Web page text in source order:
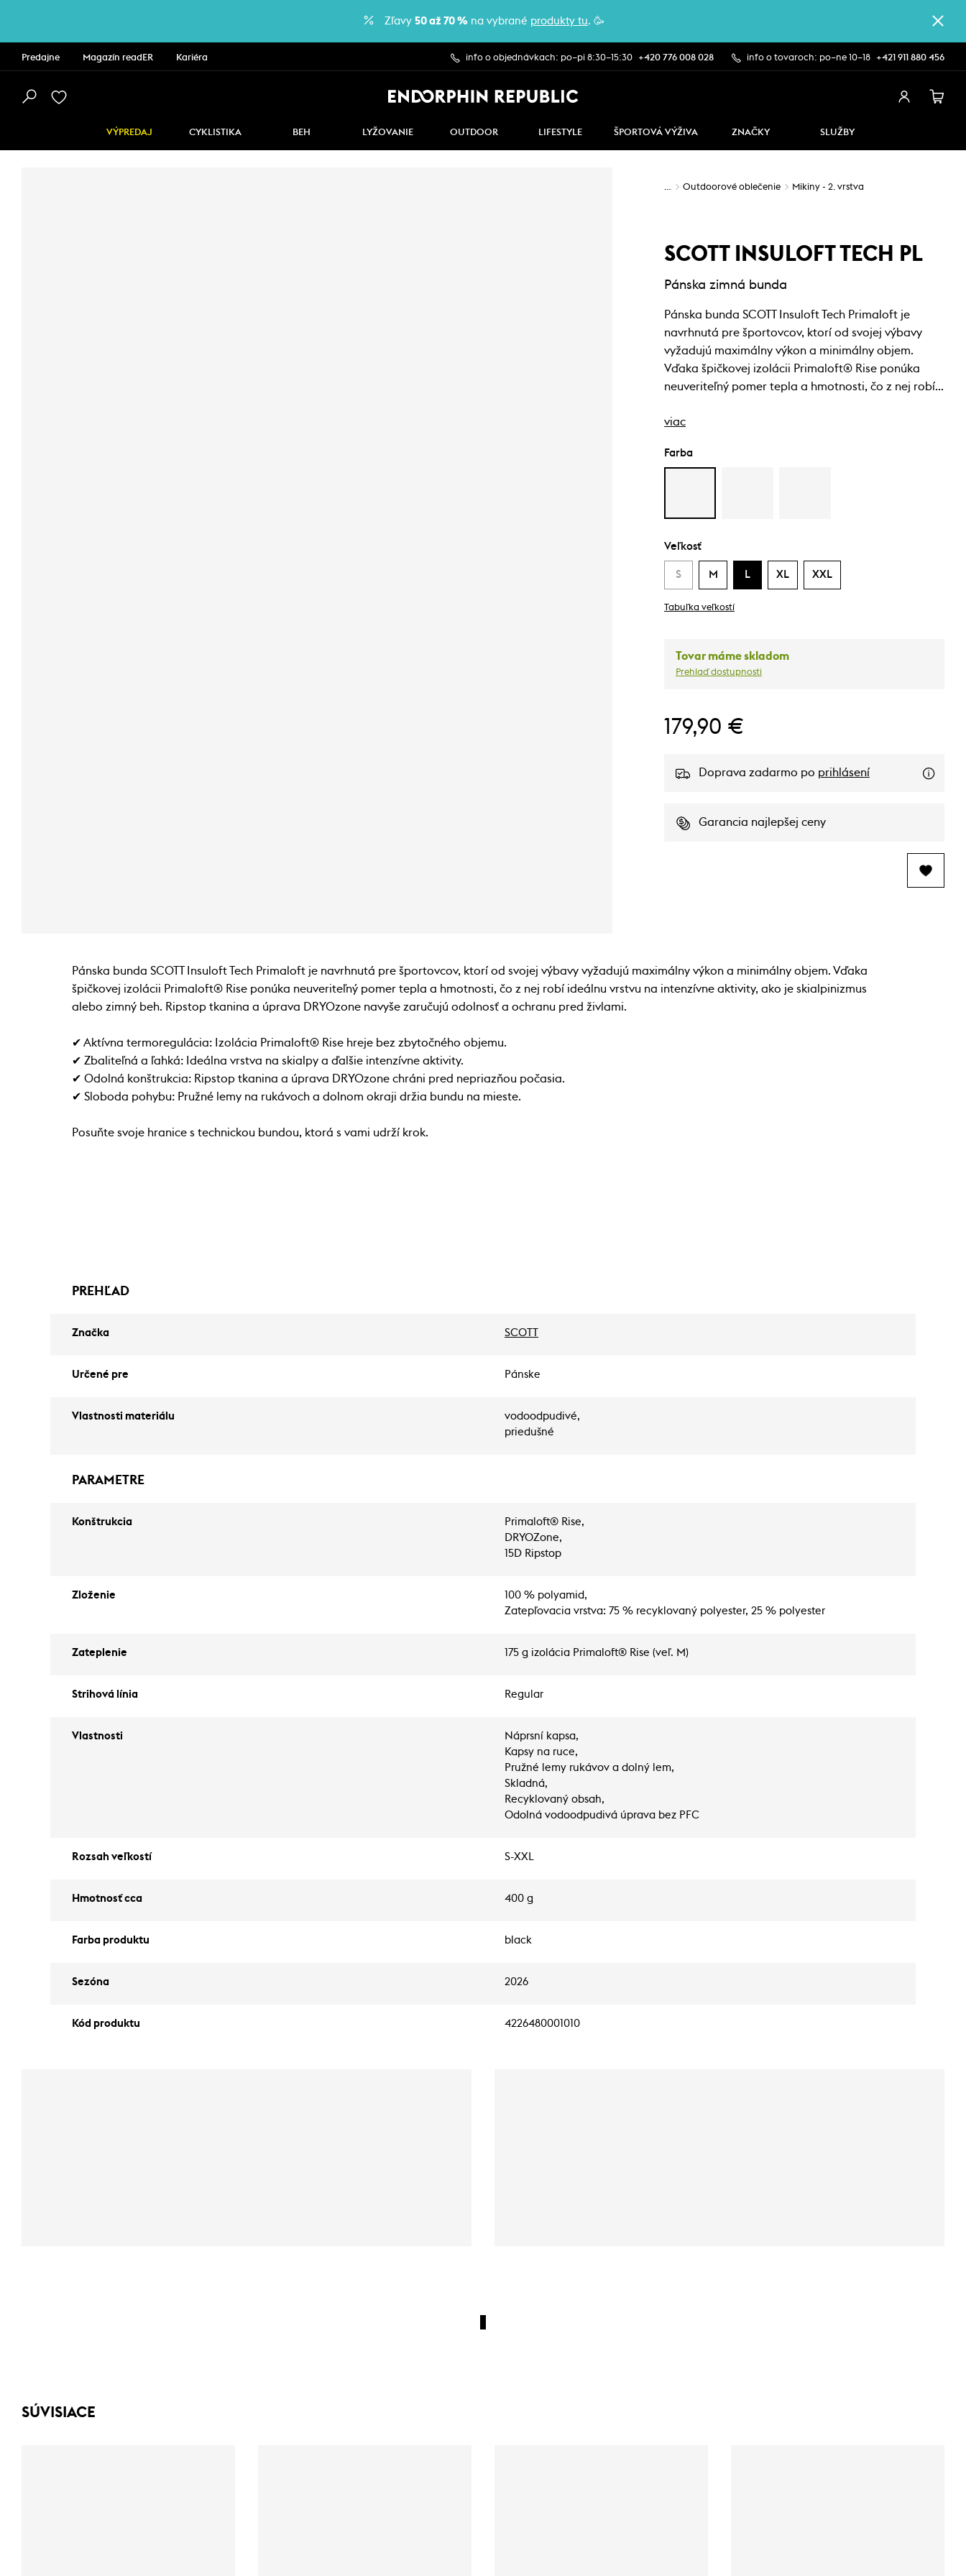
Zľavy 50 až 70 % na vybrané produkty tu. 🥳
Predajne Magazín readER Kariéra info o objednávkach: po–pi 8:30–15:30 +420 776 008 028 info o tovaroch: po–ne 10–18 +421 911 880 456
VÝPREDAJ CYKLISTIKA BEH LYŽOVANIE OUTDOOR LIFESTYLE ŠPORTOVÁ VÝŽIVA ZNAČKY SLUŽBY
… Outdoorové oblečenie Mikiny - 2. vrstva
SCOTT INSULOFT TECH PL
Pánska zimná bunda
Pánska bunda SCOTT Insuloft Tech Primaloft je
navrhnutá pre športovcov, ktorí od svojej výbavy
vyžadujú maximálny výkon a minimálny objem.
Vďaka špičkovej izolácii Primaloft® Rise ponúka
neuveriteľný pomer tepla a hmotnosti, čo z nej robí…
viac
Farba
Veľkosť
S M L XL XXL
Tabuľka veľkostí
Tovar máme skladom
Prehlaď dostupnosti
179,90 €
Doprava zadarmo po prihlásení
Garancia najlepšej ceny
Pánska bunda SCOTT Insuloft Tech Primaloft je navrhnutá pre športovcov, ktorí od svojej výbavy vyžadujú maximálny výkon a minimálny objem. Vďaka
špičkovej izolácii Primaloft® Rise ponúka neuveriteľný pomer tepla a hmotnosti, čo z nej robí ideálnu vrstvu na intenzívne aktivity, ako je skialpinizmus
alebo zimný beh. Ripstop tkanina a úprava DRYOzone navyše zaručujú odolnosť a ochranu pred živlami.
✔ Aktívna termoregulácia: Izolácia Primaloft® Rise hreje bez zbytočného objemu.
✔ Zbaliteľná a ľahká: Ideálna vrstva na skialpy a ďalšie intenzívne aktivity.
✔ Odolná konštrukcia: Ripstop tkanina a úprava DRYOzone chráni pred nepriazňou počasia.
✔ Sloboda pohybu: Pružné lemy na rukávoch a dolnom okraji držia bundu na mieste.
Posuňte svoje hranice s technickou bundou, ktorá s vami udrží krok.
PREHĽAD
Značka SCOTT
Určené pre Pánske
Vlastnosti materiálu
vodoodpudivé,
priedušné
PARAMETRE
Konštrukcia
Primaloft® Rise,
DRYOZone,
15D Ripstop
Zloženie
100 % polyamid,
Zatepľovacia vrstva: 75 % recyklovaný polyester, 25 % polyester
Zateplenie 175 g izolácia Primaloft® Rise (veľ. M)
Strihová línia Regular
Vlastnosti
Náprsní kapsa,
Kapsy na ruce,
Pružné lemy rukávov a dolný lem,
Skladná,
Recyklovaný obsah,
Odolná vodoodpudivá úprava bez PFC
Rozsah veľkostí S-XXL
Hmotnosť cca 400 g
Farba produktu black
Sezóna 2026
Kód produktu 4226480001010
SÚVISIACE